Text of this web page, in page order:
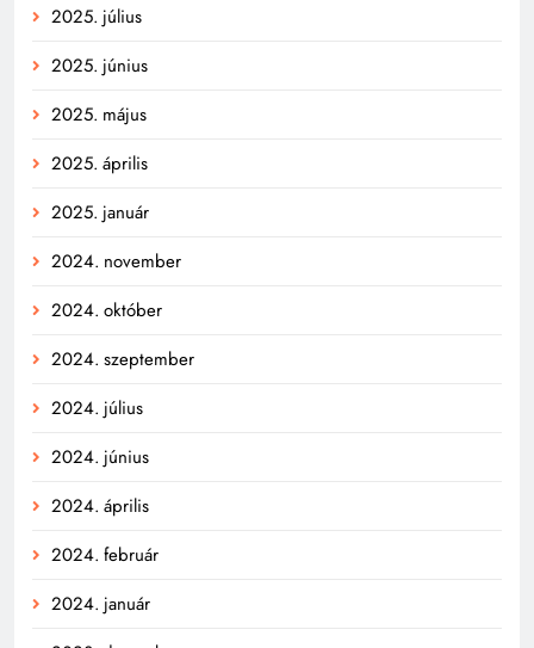
2025. július
2025. június
2025. május
2025. április
2025. január
2024. november
2024. október
2024. szeptember
2024. július
2024. június
2024. április
2024. február
2024. január